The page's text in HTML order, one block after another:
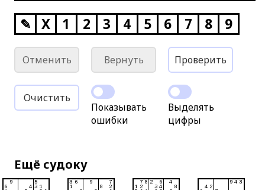
✎ X 1 2 3 4 5 6 7 8 9
Отменить Вернуть Проверить
Очистить
Показывать
ошибки
Выделять
цифры
Ещё судоку